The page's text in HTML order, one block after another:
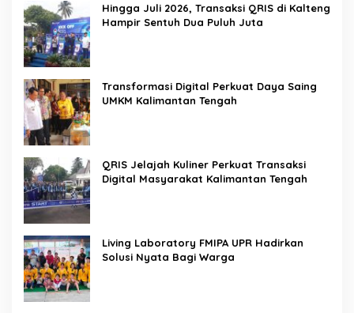
Hingga Juli 2026, Transaksi QRIS di Kalteng
Hampir Sentuh Dua Puluh Juta
Transformasi Digital Perkuat Daya Saing
UMKM Kalimantan Tengah
QRIS Jelajah Kuliner Perkuat Transaksi
Digital Masyarakat Kalimantan Tengah
Living Laboratory FMIPA UPR Hadirkan
Solusi Nyata Bagi Warga